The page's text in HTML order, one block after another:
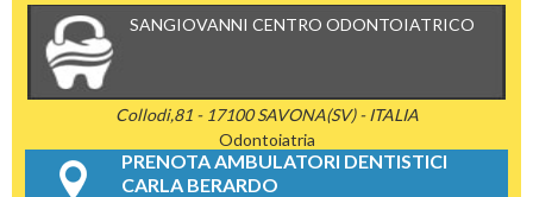
SANGIOVANNI CENTRO ODONTOIATRICO
Collodi,81 - 17100 SAVONA(SV) - ITALIA
Odontoiatria
PRENOTA AMBULATORI DENTISTICI
CARLA BERARDO